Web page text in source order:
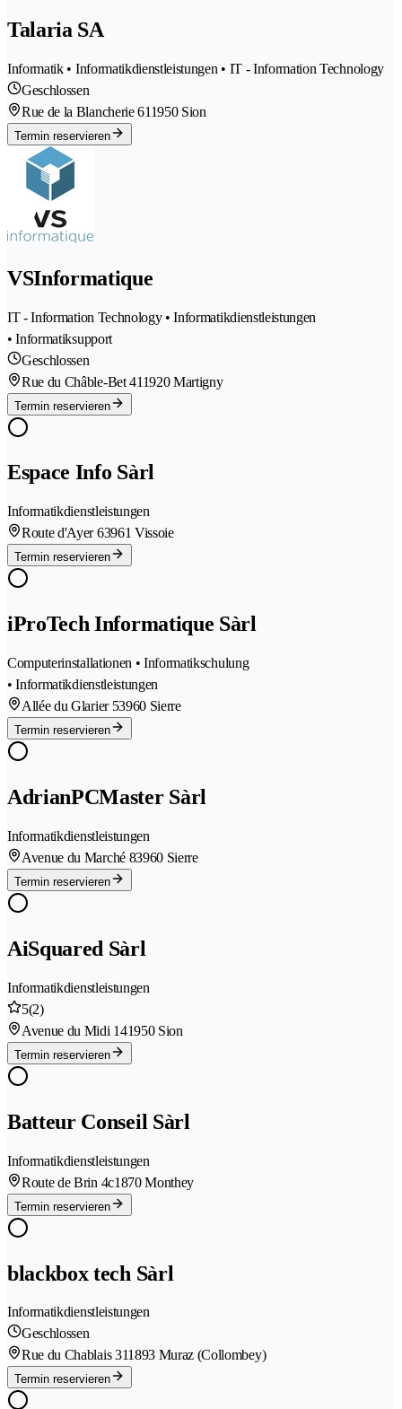
Talaria SA
Informatik • Informatikdienstleistungen • IT - Information Technology
Geschlossen
Rue de la Blancherie 611950 Sion
Termin reservieren
VSInformatique
IT - Information Technology • Informatikdienstleistungen
• Informatiksupport
Geschlossen
Rue du Châble-Bet 411920 Martigny
Termin reservieren
Espace Info Sàrl
Informatikdienstleistungen
Route d'Ayer 63961 Vissoie
Termin reservieren
iProTech Informatique Sàrl
Computerinstallationen • Informatikschulung
• Informatikdienstleistungen
Allée du Glarier 53960 Sierre
Termin reservieren
AdrianPCMaster Sàrl
Informatikdienstleistungen
Avenue du Marché 83960 Sierre
Termin reservieren
AiSquared Sàrl
Informatikdienstleistungen
5(2)
Avenue du Midi 141950 Sion
Termin reservieren
Batteur Conseil Sàrl
Informatikdienstleistungen
Route de Brin 4c1870 Monthey
Termin reservieren
blackbox tech Sàrl
Informatikdienstleistungen
Geschlossen
Rue du Chablais 311893 Muraz (Collombey)
Termin reservieren